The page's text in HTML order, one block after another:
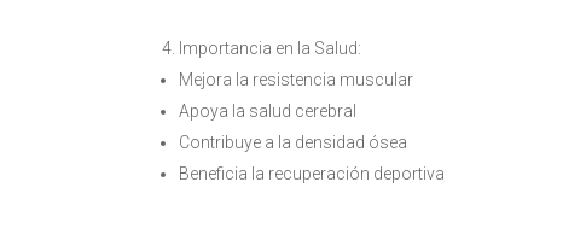
Importancia en la Salud:
Mejora la resistencia muscular
Apoya la salud cerebral
Contribuye a la densidad ósea
Beneficia la recuperación deportiva